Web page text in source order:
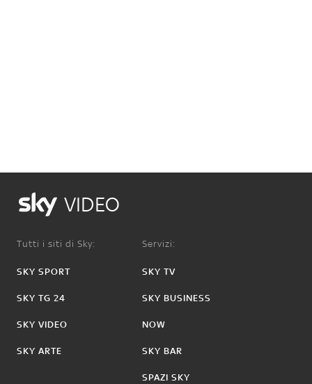
VIDEO
Tutti i siti di Sky:
SKY SPORT
SKY TG 24
SKY VIDEO
SKY ARTE
Servizi:
SKY TV
SKY BUSINESS
NOW
SKY BAR
SPAZI SKY